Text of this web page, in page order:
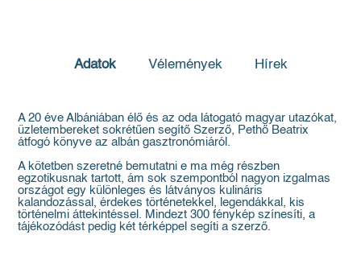
Adatok Vélemények Hírek
A 20 éve Albániában élő és az oda látogató magyar utazókat,
üzletembereket sokrétűen segítő Szerző, Pethő Beatrix
átfogó könyve az albán gasztronómiáról.
A kötetben szeretné bemutatni e ma még részben
egzotikusnak tartott, ám sok szempontból nagyon izgalmas
országot egy különleges és látványos kulináris
kalandozással, érdekes történetekkel, legendákkal, kis
történelmi áttekintéssel. Mindezt 300 fénykép színesíti, a
tájékozódást pedig két térképpel segíti a szerző.